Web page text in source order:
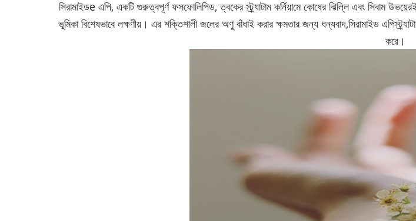
সিরামাইডe এপি, একটি গুরুত্বপূর্ণ ফসফোলিপিড, ত্বকের স্ট্র্যাটাম কর্নিয়ামে কোষের ঝিল্লি এবং সিবাম
ভূমিকা বিশেষভাবে লক্ষণীয়। এর শক্তিশালী জলের অণু বাঁধাই করার ক্ষমতার জন্য ধন্যবাদ,সিরামাইড এপি
করে।